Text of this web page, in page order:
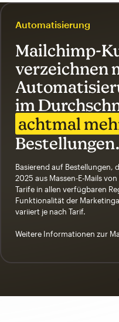
Automatisierung
Mailchimp-
verzeichnen
im
achtmal
Bestellungen.
Basierend auf Bestellungen,
2025 aus Massen-E-Mails
Tarife in allen verfügbaren
Funktionalität der
variiert je nach Tarif.
Weitere Informationen zur